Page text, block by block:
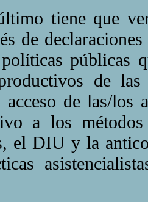
tiene que ver
de
públicas
de
de las/los
a los
el DIU y la